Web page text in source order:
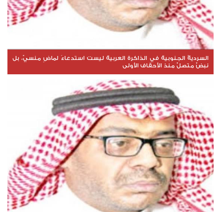
السرديةُ الجنوبية في الذاكرة العربية ليست استدعاءً لماضٍ منسيّ، بل
نبضٌ متصلٌ منذ الأحقاف الأولى